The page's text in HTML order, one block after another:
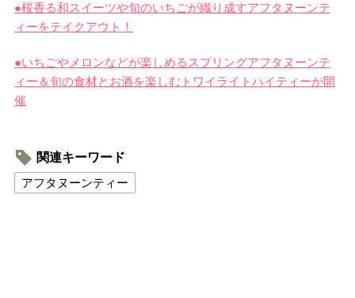
●桜香る和スイーツや旬のいちごが織り成すアフタヌーンテ
ィーをテイクアウト！
●いちごやメロンなどが楽しめるスプリングアフタヌーンテ
ィー＆旬の食材とお酒を楽しむトワイライトハイティーが開
催
関連キーワード
アフタヌーンティー